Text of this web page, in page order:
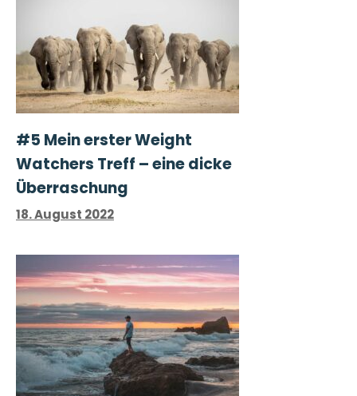
#5 Mein erster Weight
Watchers Treff – eine dicke
Überraschung
18. August 2022